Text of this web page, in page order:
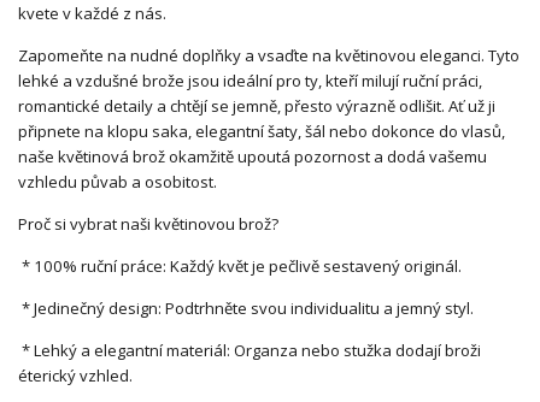
kvete v každé z nás.
Zapomeňte na nudné doplňky a vsaďte na květinovou eleganci. Tyto
lehké a vzdušné brože jsou ideální pro ty, kteří milují ruční práci,
romantické detaily a chtějí se jemně, přesto výrazně odlišit. Ať už ji
připnete na klopu saka, elegantní šaty, šál nebo dokonce do vlasů,
naše květinová brož okamžitě upoutá pozornost a dodá vašemu
vzhledu půvab a osobitost.
Proč si vybrat naši květinovou brož?
* 100% ruční práce: Každý květ je pečlivě sestavený originál.
* Jedinečný design: Podtrhněte svou individualitu a jemný styl.
* Lehký a elegantní materiál: Organza nebo stužka dodají broži
éterický vzhled.